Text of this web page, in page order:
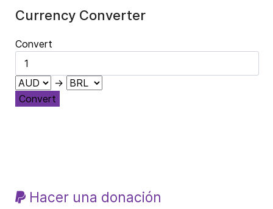
Currency Converter
Convert
→
Convert
Hacer una donación